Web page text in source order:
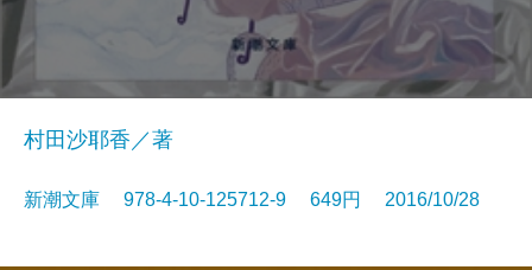
村田沙耶香／著
新潮文庫 978-4-10-125712-9 649円 2016/10/28